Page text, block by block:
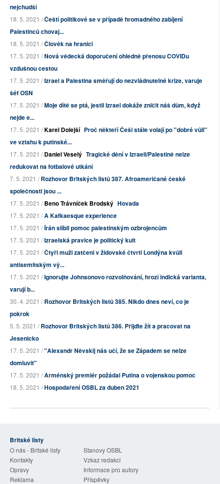
nejchudší
18. 5. 2021 /Čeští politikové se v případě hromadného zabíjení
Palestinců chovaj...
18. 5. 2021 /Člověk na hranici
17. 5. 2021 /Nová vědecká doporučení ohledně přenosu COVIDu
vzdušnou cestou
17. 5. 2021 /Izrael a Palestina směřují do nezvládnutelné krize, varuje
šéf OSN
17. 5. 2021 /Moje dítě se ptá, jestli Izrael dokáže zničit náš dům, když
nejde e...
17. 5. 2021 /Karel Dolejší Proč někteří Češi stále volají po "dobré vůli"
ve vztahu k putinské...
17. 5. 2021 /Daniel Veselý Tragické dění v Izraeli/Palestině nelze
redukovat na fotbalové utkání
7. 5. 2021 /Rozhovor Britských listů 387. Afroameričané české
společnosti jsou ...
17. 5. 2021 /Beno Trávníček Brodský Hovada
17. 5. 2021 /A Kafkaesque experience
17. 5. 2021 /Írán slíbil pomoc palestinským ozbrojencům
17. 5. 2021 /Izraelská pravice je politický kult
17. 5. 2021 /Čtyři muži zatčeni v židovské čtvrti Londýna kvůli
antisemitským vý...
17. 5. 2021 /Ignorujte Johnsonovo rozvolňování, hrozí indická varianta,
varují b...
30. 4. 2021 /Rozhovor Britských listů 385. Nikdo dnes neví, co je
pokrok
5. 5. 2021 /Rozhovor Britských listů 386. Přijďte žít a pracovat na
Jesenicko
17. 5. 2021 /"Alexandr Něvskij nás učí, že se Západem se nelze
domluvit"
17. 5. 2021 /Arménský premiér požádal Putina o vojenskou pomoc
18. 5. 2021 /Hospodaření OSBL za duben 2021
Britské listy
O nás - Britské listy
Stanovy OSBL
Kontakty
Vzkaz redakci
Opravy
Informace pro autory
Reklama
Příspěvky